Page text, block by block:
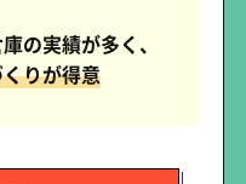
の実績が多く、
りが得意